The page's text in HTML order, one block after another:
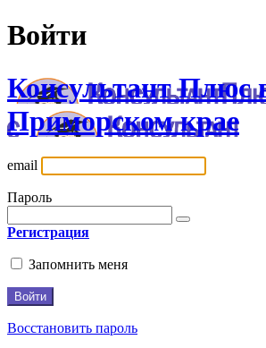
Войти
Консультант Плюс
Приморском крае
email
Пароль
Регистрация
Запомнить меня
Восстановить пароль